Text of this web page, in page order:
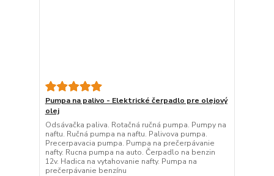
Pumpa na palivo - Elektrické čerpadlo pre olejový
olej
Odsávačka paliva. Rotačná ručná pumpa. Pumpy na
naftu. Ručná pumpa na naftu. Palivova pumpa.
Precerpavacia pumpa. Pumpa na prečerpávanie
nafty. Rucna pumpa na auto. Čerpadlo na benzin
12v. Hadica na vytahovanie nafty. Pumpa na
prečerpávanie benzínu